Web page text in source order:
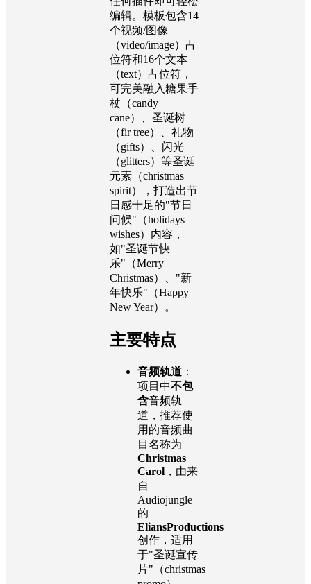
编辑。模板包含14
个视频/图像
（video/image）占
位符和16个文本
（text）占位符，
可完美融入糖果手
杖（candy
cane）、圣诞树
（fir tree）、礼物
（gifts）、闪光
（glitters）等圣诞
元素（christmas
spirit），打造出节
日感十足的"节日
问候"（holidays
wishes）内容，
如"圣诞节快
乐"（Merry
Christmas）、"新
年快乐"（Happy
New Year）。
主要特点
音频轨道 ：
项目中不包
含音频轨
道，推荐使
用的音频曲
目名称为
Christmas
Carol ，由来
自
Audiojungle
的
EliansProductions
创作，适用
于"圣诞宣传
片"（christmas